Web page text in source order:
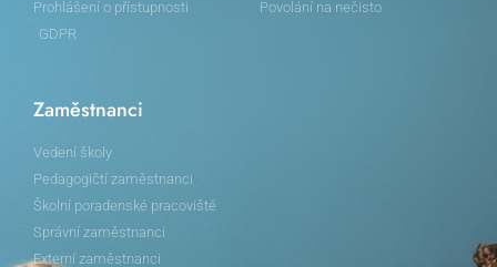
Prohlášení o přístupnosti
GDPR
Povolání na nečisto
Zaměstnanci
Vedení školy
Pedagogičtí zaměstnanci
Školní poradenské pracoviště
Správní zaměstnanci
Externí zaměstnanci